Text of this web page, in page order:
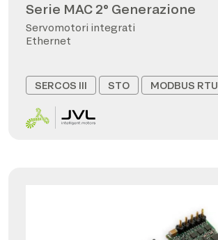
Serie MAC 2° Generazione
Servomotori integrati
Ethernet
SERCOS III STO MODBUS RTU